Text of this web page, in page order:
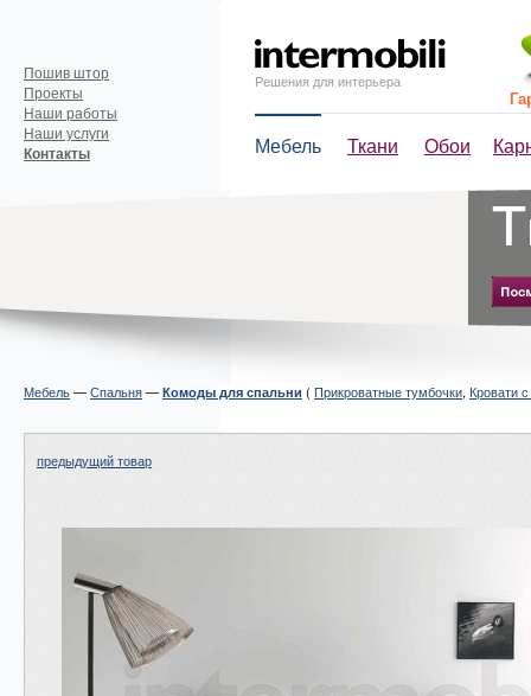
Решения для интерьера
Мебель Ткани Обои
Пошив штор
Проекты
Наши работы
Наши услуги
Контакты
Мебель—Спальня— Комоды для спальни ( Прикроватные тумбочки, Кровати
предыдущий товар